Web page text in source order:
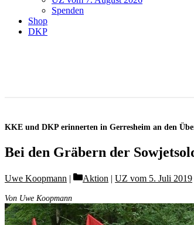
Spenden
Shop
DKP
KKE und DKP erinnerten in Gerresheim an den
Bei den Gräbern der
Uwe Koopmann Categories
Aktion | UZ vom 5. Juli 2019
Von Uwe Koopmann